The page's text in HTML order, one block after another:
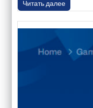
Читать далее